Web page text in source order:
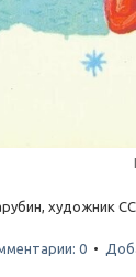
художник
0 •